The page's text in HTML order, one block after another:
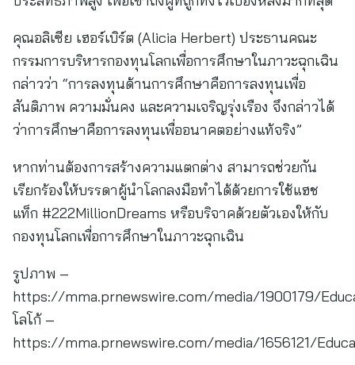
คุณอลิเซีย เฮอร์เบิร์ต (Alicia Herbert) ประธานคณะ
กรรมการบริหารกองทุนโลกเพื่อการศึกษาในภาวะฉุกเฉิน
กล่าวว่า “การลงทุนด้านการศึกษาคือการลงทุนเพื่อ
สันติภาพ ความมั่นคง และความเจริญรุ่งเรือง จึงกล่าวได้
ว่าการศึกษาคือการลงทุนเพื่ออนาคตอย่างแท้จริง”
หากท่านต้องการสร้างความแตกต่าง สามารถช่วยกัน
เรียกร้องให้บรรดาผู้นำโลกลงมือทำได้ด้วยการใช้แฮช
แท็ก #222MillionDreams หรือบริจาคด้วยตัวเองให้กับ
กองทุนโลกเพื่อการศึกษาในภาวะฉุกเฉิน
รูปภาพ –
https://mma.prnewswire.com/media/1900179/
โลโก้ –
https://mma.prnewswire.com/media/1656121/